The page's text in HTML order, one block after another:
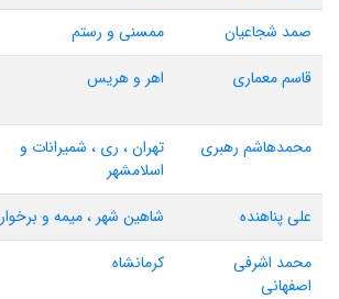
صمد شجاعیان
ممسنی و رستم
قاسم معماری
اهر و هریس
محمدهاشم رهبری
تهران ، ری ، شمیرانات و
اسلامشهر
علی پناهنده شاهین شهر ، میمه و برخوار
محمد اشرفی
اصفهانی
کرمانشاه